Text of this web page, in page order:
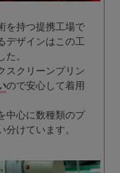
を持つ提携工場で
デザインはこの工
。
スクリーンプリン
ので安心して着用
中心に数種類のプ
けています。